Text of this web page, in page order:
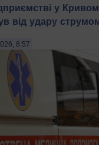
у
від удару
8:57